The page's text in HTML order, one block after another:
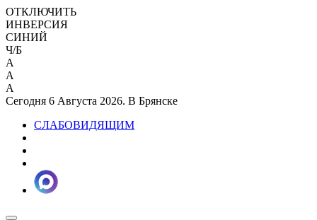
ОТКЛЮЧИТЬ
ИНВЕРСИЯ
СИНИЙ
Ч/Б
A
A
A
Сегодня 6 Августа 2026. В Брянске
СЛАБОВИДЯЩИМ